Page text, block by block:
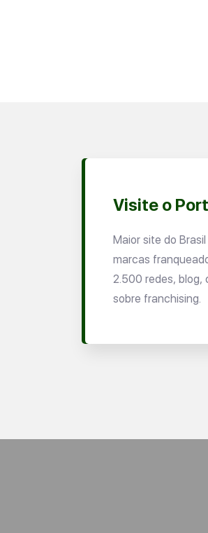
Visite o
Maior site do
marcas
2.500 redes, blog,
sobre franchising.